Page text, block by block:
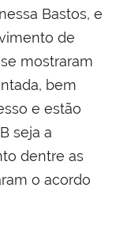
Bastos, e
de
mostraram
bem
e estão
seja a
dentre as
o acordo